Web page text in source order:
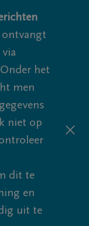
ontvangt
het
men
niet op
dit te
en
uit te